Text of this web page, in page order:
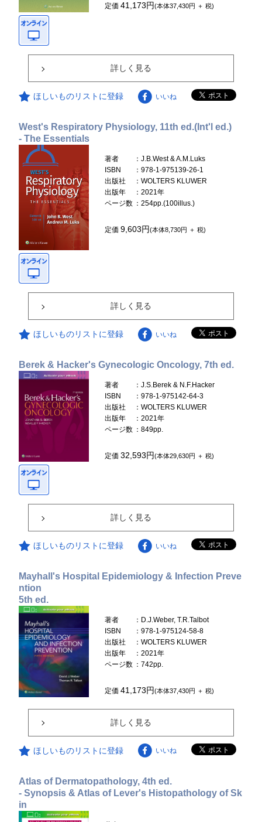
定価41,173円(本体37,430円 ＋ 税)
詳しく見る
ほしいものリストに登録 いいね
West's Respiratory Physiology, 11th ed.(Int'l ed.)
- The Essentials
著者
：J.B.West & A.M.Luks
ISBN
：978-1-975139-26-1
出版社
：WOLTERS KLUWER
出版年
：2021年
ページ数 ：254pp.(100illus.)
定価9,603円(本体8,730円 ＋ 税)
詳しく見る
ほしいものリストに登録 いいね
Berek & Hacker's Gynecologic Oncology, 7th ed.
著者
：J.S.Berek & N.F.Hacker
ISBN
：978-1-975142-64-3
出版社
：WOLTERS KLUWER
出版年
：2021年
ページ数 ：849pp.
定価32,593円(本体29,630円 ＋ 税)
詳しく見る
ほしいものリストに登録 いいね
Mayhall's Hospital Epidemiology & Infection Preve
ntion
5th ed.
著者
：D.J.Weber, T.R.Talbot
ISBN
：978-1-975124-58-8
出版社
：WOLTERS KLUWER
出版年
：2021年
ページ数 ：742pp.
定価41,173円(本体37,430円 ＋ 税)
詳しく見る
ほしいものリストに登録 いいね
Atlas of Dermatopathology, 4th ed.
- Synopsis & Atlas of Lever's Histopathology of Sk
in